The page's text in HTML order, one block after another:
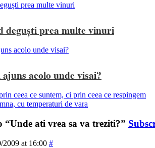
deguști prea multe vinuri
acolo unde visai?
ceea ce suntem, ci prin ceea ce respingem
cu temperaturi de vara
“Unde ati vrea sa va treziti?”
2009 at 16:00 #